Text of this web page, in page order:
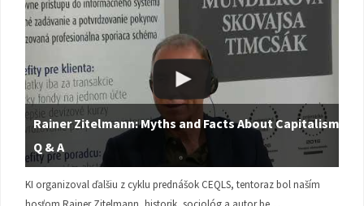
Rainer Zitelmann: Myths and Facts About Capitalism |
Q & A
KI organizoval ďalšiu z cyklu prednášok CEQLS, tentoraz bol naším